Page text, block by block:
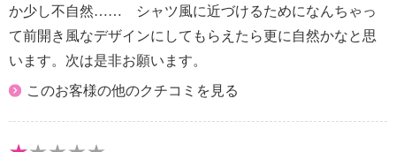
＜レースタイプ＞
【詳細】
・スカートシルエット：セミタイト
・裏地：なし
か少し不自然…… シャツ風に近づけるためになんちゃっ
て前開き風なデザインにしてもらえたら更に自然かなと思
います。次は是非お願います。
このお客様の他のクチコミを見る